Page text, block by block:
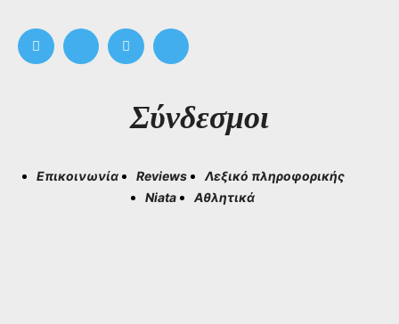
Σύνδεσμοι
Επικοινωνία Reviews
Λεξικό πληροφορικής
Niata
Αθλητικά